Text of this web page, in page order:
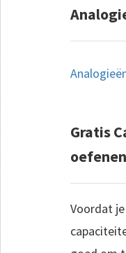
Gratis
Voordat